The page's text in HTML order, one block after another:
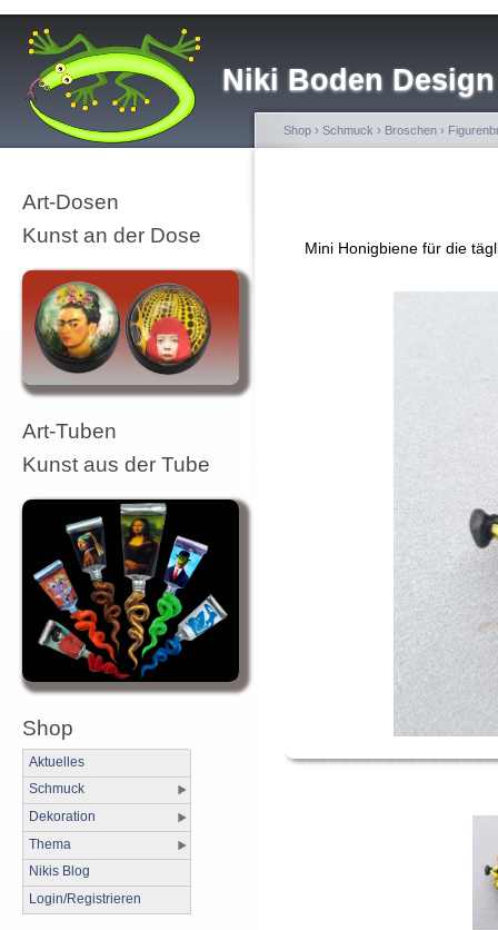
Niki Boden Design
Art-Dosen
Kunst an der Dose
Art-Tuben
Kunst aus der Tube
Shop
Aktuelles
Schmuck
Dekoration
Thema
Nikis Blog
Login/Registrieren
Shop › Schmuck › Broschen ›
Mini Honigbiene für die